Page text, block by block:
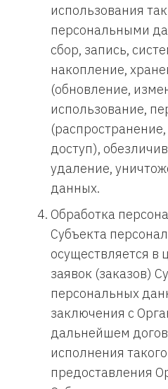
использования
персональными
сбор, запись,
накопление,
(обновление,
использование,
доступ),
удаление,
данных.
Обработка
Субъекта
осуществляется в
заявок (заказов)
персональных
заключения с
дальнейшем
исполнения
предоставления